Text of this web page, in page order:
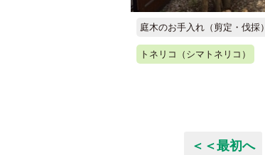
庭木のお手入れ（剪定・伐採）
トネリコ（シマトネリコ）
＜＜最初へ